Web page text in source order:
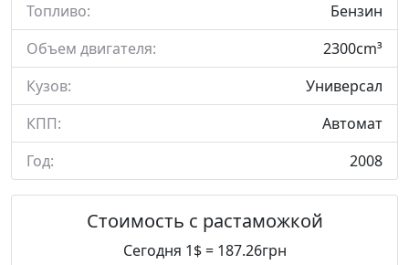
Топливо:
Бензин
Объем двигателя:
2300cm³
Кузов:
Универсал
КПП:
Автомат
Год:
2008
Стоимость с растаможкой
Сегодня 1$ = 187.26грн